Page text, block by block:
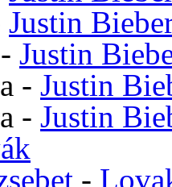
Justin
- Justin
- Justin
- Justin
-